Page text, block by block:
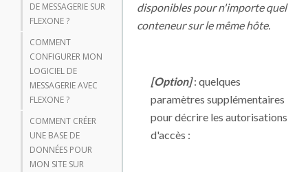
DE MESSAGERIE SUR
FLEXONE ?
COMMENT
CONFIGURER MON
LOGICIEL DE
MESSAGERIE AVEC
FLEXONE ?
COMMENT CRÉER
UNE BASE DE
DONNÉES POUR
MON SITE SUR
disponibles pour n'importe quel
conteneur sur le même hôte.
[Option]: quelques
paramètres supplémentaires
pour décrire les autorisations
d'accès :